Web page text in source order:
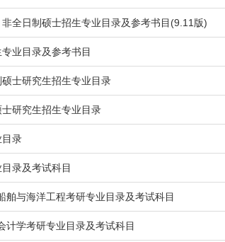
全日制硕士招生专业目录及参考书目(9.11版)
业目录及参考书目
士研究生招生专业目录
研究生招生专业目录
目录
录及考试科目
舶与海洋工程考研专业目录及考试科目
计学考研专业目录及考试科目